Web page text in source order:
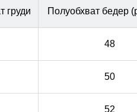
груди Полуобхват бедер
48
50
52